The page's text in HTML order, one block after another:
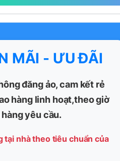
MÃI - ƯU ĐÃI
đăng ảo, cam kết rẻ
hàng linh hoạt,theo giờ
yêu cầu.
tại nhà theo tiêu chuẩn của